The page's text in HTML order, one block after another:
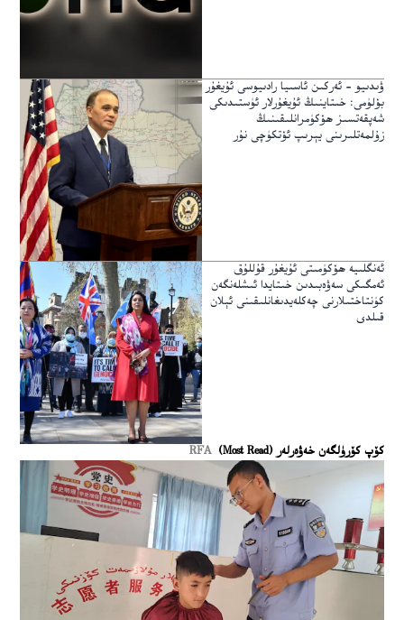
ۋىدىيو – ئەركىن ئاسىيا رادىيوسى ئۇيغۇر
بۆلۈمى: خىتاينىڭ ئۇيغۇرلار ئۈستىدىكى
شەپقەتسىز ھۆكۈمرانلىقىنىڭ
زۇلمەتلىرىنى يېرىپ ئۆتكۈچى نۇر
ئەنگلىيە ھۆكۈمىتى ئۇيغۇر قۇللۇق
ئەمگىكى سەۋەبىدىن خىتايدا ئىشلەنگەن
كۈنتاختىلارنى چەكلەيدىغانلىقىنى ئېلان
قىلدى
كۆپ كۆرۈلگەن خەۋەرلەر (Most Read) RFA